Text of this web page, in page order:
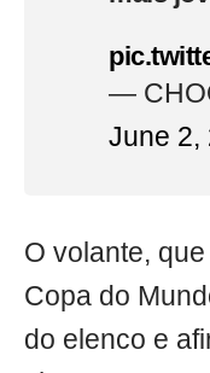
—
June 2,
O volante,
Copa do
do elenco e